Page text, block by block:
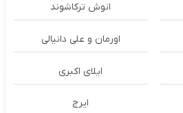
انوش ترکاشوند
اورمان و علی دانیالی
ايلاى اكبرى
ایرج